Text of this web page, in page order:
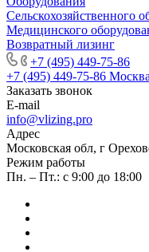
Сельскохозяйственного
Медицинского
Возвратный лизинг
+7 (495) 449-75-86
+7 (495) 449-75-86
Заказать звонок
E-mail
info@vlizing.pro
Адрес
Московская обл, г
Режим работы
Пн. – Пт.: с 9:00 до 18:00